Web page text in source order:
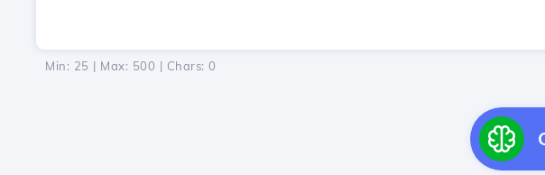
Min: 25 | Max: 500 | Chars: 0